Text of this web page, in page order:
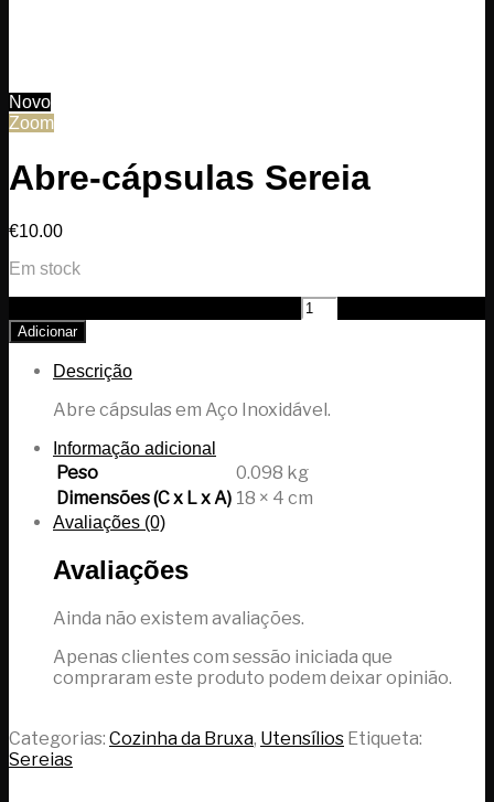
Novo
Zoom
Abre-cápsulas Sereia
€10.00
Em stock
Adicionar
Descrição
Abre cápsulas em Aço Inoxidável.
Informação adicional
Peso
0.098 kg
Dimensões (C x L x A) 18 × 4 cm
Avaliações (0)
Avaliações
Ainda não existem avaliações.
Apenas clientes com sessão iniciada que
compraram este produto podem deixar opinião.
Categorias: Cozinha da Bruxa, Utensílios Etiqueta:
Sereias